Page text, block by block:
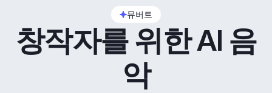
뮤버트
창작자를 위한 AI 음
악